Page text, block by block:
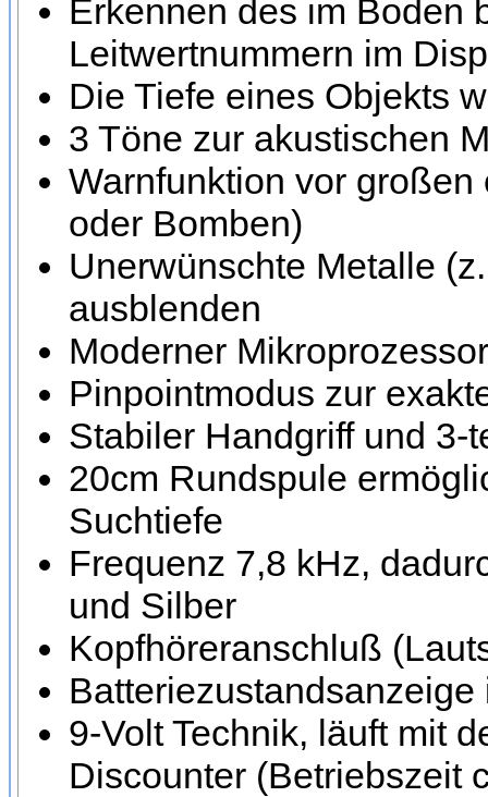
Erkennen des im Boden
Leitwertnummern im
Die Tiefe eines Objekts
3 Töne zur akustischen
Warnfunktion vor
oder Bomben)
Unerwünschte Metalle
ausblenden
Moderner
Pinpointmodus zur
Stabiler Handgriff und 3-
20cm Rundspule
Suchtiefe
Frequenz 7,8 kHz,
und Silber
Kopfhöreranschluß
9-Volt Technik, läuft mit
Discounter (Betriebszeit